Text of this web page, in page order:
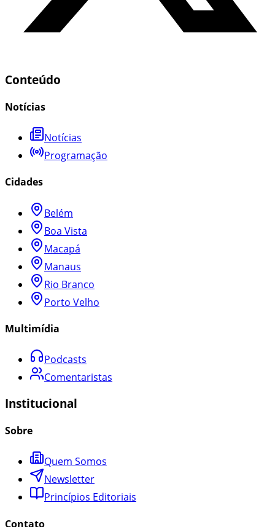
Conteúdo
Notícias
Notícias
Programação
Cidades
Belém
Boa Vista
Macapá
Manaus
Rio Branco
Porto Velho
Multimídia
Podcasts
Comentaristas
Institucional
Sobre
Quem Somos
Newsletter
Princípios Editoriais
Contato